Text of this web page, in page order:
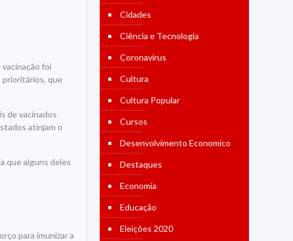
foi
prioritários, que
de vacinados
atinjam o
que alguns deles
para imunizar a
Cidades
Ciência e Tecnologia
Coronavírus
Cultura
Cultura Popular
Cursos
Desenvolvimento Economico
Destaques
Economia
Educação
Eleições 2020